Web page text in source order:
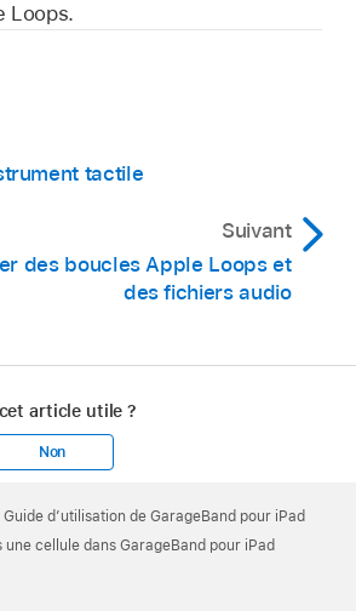
Loops.
tactile
Suivant
des boucles Apple Loops et
des fichiers audio
article utile ?
Non
Guide d’utilisation de GarageBand pour iPad
une cellule dans GarageBand pour iPad